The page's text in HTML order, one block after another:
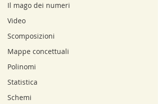
Il mago dei numeri
Video
Scomposizioni
Mappe concettuali
Polinomi
Statistica
Schemi